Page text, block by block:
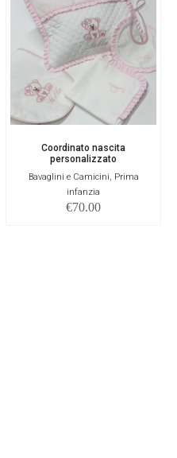
Coordinato nascita
personalizzato
Bavaglini e Camicini, Prima
infanzia
€70.00